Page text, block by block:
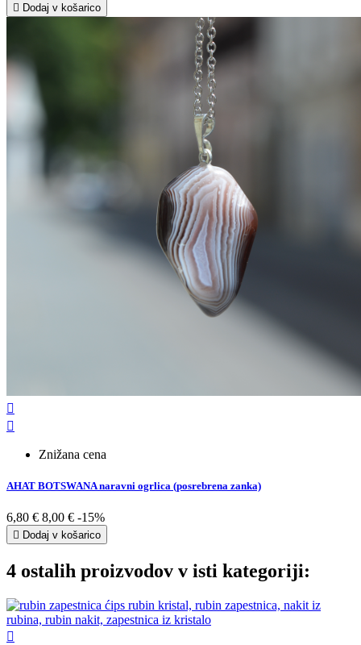
 Dodaj v košarico


Znižana cena
AHAT BOTSWANA naravni ogrlica (posrebrena zanka)
6,80 € 8,00 € -15%
 Dodaj v košarico
4 ostalih proizvodov v isti kategoriji:
